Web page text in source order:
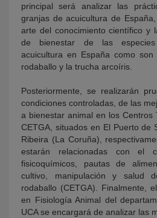
principal será analizar las
granjas de acuicultura de
arte del conocimiento científico y
de bienestar de las
acuicultura en España como
rodaballo y la trucha arcoíris.
Posteriormente, se realizarán
condiciones controladas, de las
a bienestar animal en los Centros
CETGA, situados en El Puerto de
Ribeira (La Coruña),
estarán relacionadas con el
fisicoquímicos, pautas de
cultivo, manipulación y salud
rodaballo (CETGA). Finalmente,
en Fisiología Animal del
UCA se encargará de analizar las